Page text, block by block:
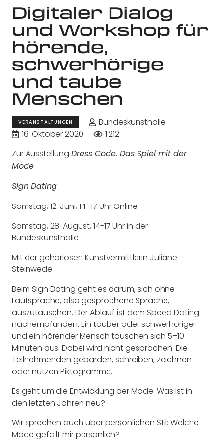
Digitaler Dialog
und Workshop für
hörende,
schwerhörige
und taube
Menschen
VERANSTALTUNGEN
Bundeskunsthalle
16. Oktober 2020
1.212
Zur Ausstellung Dress Code. Das Spiel mit der
Mode
Sign Dating
Samstag, 12. Juni, 14–17 Uhr Online
Samstag, 28. August, 14-17 Uhr in der
Bundeskunsthalle
Mit der gehörlosen Kunstvermittlerin Juliane
Steinwede
Beim Sign Dating geht es darum, sich ohne
Lautsprache, also gesprochene Sprache,
auszutauschen. Der Ablauf ist dem Speed Dating
nachempfunden: Ein tauber oder schwerhöriger
und ein hörender Mensch tauschen sich 5–10
Minuten aus. Dabei wird nicht gesprochen. Die
Teilnehmenden gebärden, schreiben, zeichnen
oder nutzen Piktogramme.
Es geht um die Entwicklung der Mode: Was ist in
den letzten Jahren neu?
Wir sprechen auch über persönlichen Stil: Welche
Mode gefällt mir persönlich?